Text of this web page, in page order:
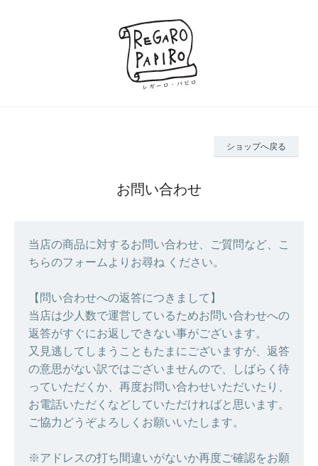
ショップへ戻る
お問い合わせ
当店の商品に対するお問い合わせ、ご質問など、こ
ちらのフォームよりお尋ね ください。
【問い合わせへの返答につきまして】
当店は少人数で運営しているためお問い合わせへの
返答がすぐにお返しできない事がございます。
又見逃してしまうこともたまにございますが、返答
の意思がない訳ではございませんので、しばらく待
っていただくか、再度お問い合わせいただいたり、
お電話いただくなどしていただければと思います。
ご協力どうぞよろしくお願いいたします。
※アドレスの打ち間違いがないか再度ご確認をお願